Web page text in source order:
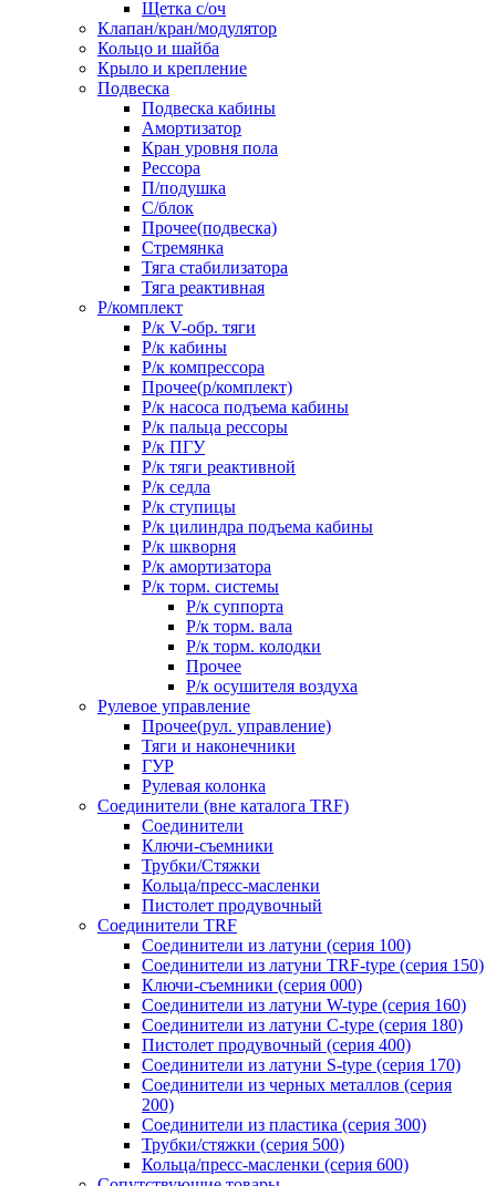
Щетка с/оч
Клапан/кран/модулятор
Кольцо и шайба
Крыло и крепление
Подвеска
Подвеска кабины
Амортизатор
Кран уровня пола
Рессора
П/подушка
С/блок
Прочее(подвеска)
Стремянка
Тяга стабилизатора
Тяга реактивная
Р/комплект
Р/к V-обр. тяги
Р/к кабины
Р/к компрессора
Прочее(р/комплект)
Р/к насоса подъема кабины
Р/к пальца рессоры
Р/к ПГУ
Р/к тяги реактивной
Р/к седла
Р/к ступицы
Р/к цилиндра подъема кабины
Р/к шкворня
Р/к амортизатора
Р/к торм. системы
Р/к суппорта
Р/к торм. вала
Р/к торм. колодки
Прочее
Р/к осушителя воздуха
Рулевое управление
Прочее(рул. управление)
Тяги и наконечники
ГУР
Рулевая колонка
Соединители (вне каталога TRF)
Соединители
Ключи-cъемники
Трубки/Стяжки
Кольца/пресс-масленки
Пистолет продувочный
Соединители TRF
Соединители из латуни (серия 100)
Соединители из латуни TRF-type (серия 150)
Ключи-съемники (серия 000)
Соединители из латуни W-type (серия 160)
Соединители из латуни С-type (серия 180)
Пистолет продувочный (серия 400)
Соединители из латуни S-type (серия 170)
Соединители из черных металлов (серия
200)
Соединители из пластика (серия 300)
Трубки/стяжки (серия 500)
Кольца/пресс-масленки (серия 600)